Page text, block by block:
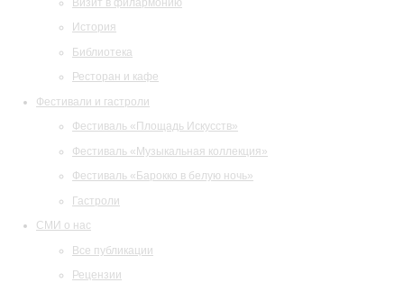
История
Библиотека
Ресторан и кафе
Фестивали и гастроли
Фестиваль «Площадь Искусств»
Фестиваль «Музыкальная коллекция»
Фестиваль «Барокко в белую ночь»
Гастроли
СМИ о нас
Все публикации
Рецензии